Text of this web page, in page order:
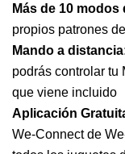
Más de 10
propios patrones
Mando a
podrás controlar tu
que viene incluido
Aplicación
We-Connect de